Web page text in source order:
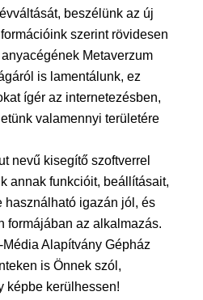
beszélünk az új
szerint rövidesen
Metaverzum
is lamentálunk, ez
ígér az internetezésben,
valamennyi területére
nevű kisegítő szoftverrel
annak funkcióit, beállításait,
használható igazán jól, és
formájában az alkalmazás.
Alapítvány Gépház
is Önnek szól,
képbe kerülhessen!